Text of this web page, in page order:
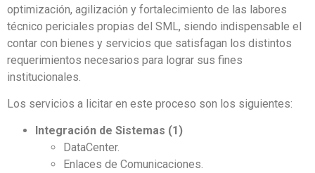
optimización, agilización y fortalecimiento de las labores
técnico periciales propias del SML, siendo indispensable el
contar con bienes y servicios que satisfagan los distintos
requerimientos necesarios para lograr sus fines
institucionales.
Los servicios a licitar en este proceso son los siguientes:
Integración de Sistemas (1)
DataCenter.
Enlaces de Comunicaciones.